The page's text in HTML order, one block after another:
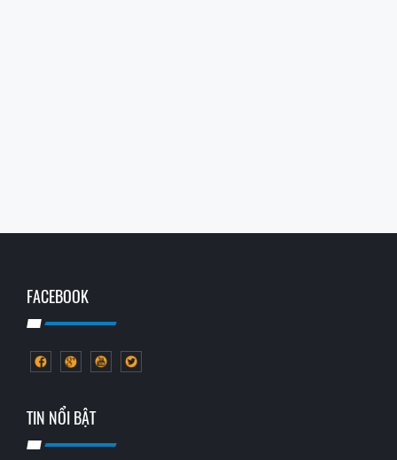
FACEBOOK
TIN NỔI BẬT